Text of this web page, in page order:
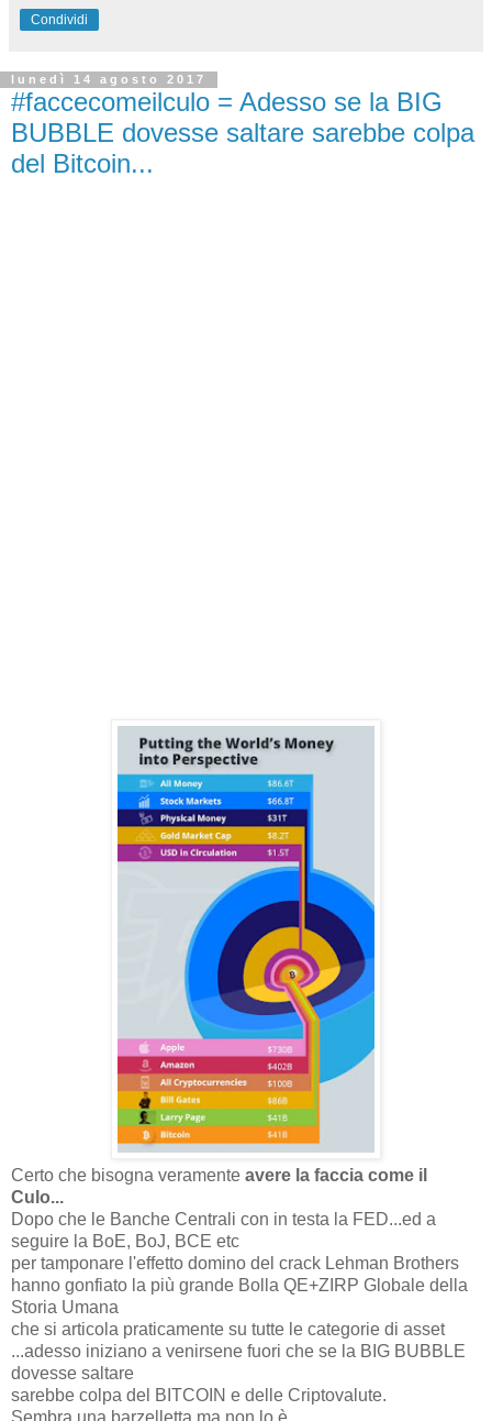
Condividi
lunedì 14 agosto 2017
#faccecomeilculo = Adesso se la BIG
BUBBLE dovesse saltare sarebbe colpa
del Bitcoin...
Certo che bisogna veramente avere la faccia come il
Culo...
Dopo che le Banche Centrali con in testa la FED...ed a
seguire la BoE, BoJ, BCE etc
per tamponare l'effetto domino del crack Lehman Brothers
hanno gonfiato la più grande Bolla QE+ZIRP Globale della
Storia Umana
che si articola praticamente su tutte le categorie di asset
...adesso iniziano a venirsene fuori che se la BIG BUBBLE
dovesse saltare
sarebbe colpa del BITCOIN e delle Criptovalute.